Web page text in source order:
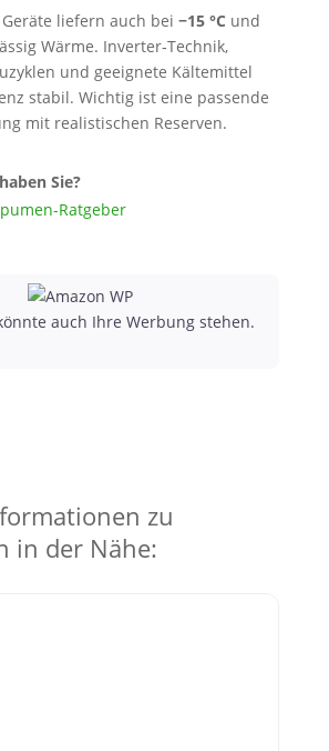
Geräte liefern auch bei −15 °C und
Wärme. Inverter‑Technik,
und geeignete Kältemittel
stabil. Wichtig ist eine passende
mit realistischen Reserven.
Sie?
Ratgeber
auch Ihre Werbung stehen.
zu
in der Nähe: